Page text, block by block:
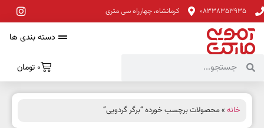
08338353935 کرمانشاه، چهارراه سی متری
دسته بندی ها
0 تومان
خانه » محصولات برچسب خورده “برگر گردویی”